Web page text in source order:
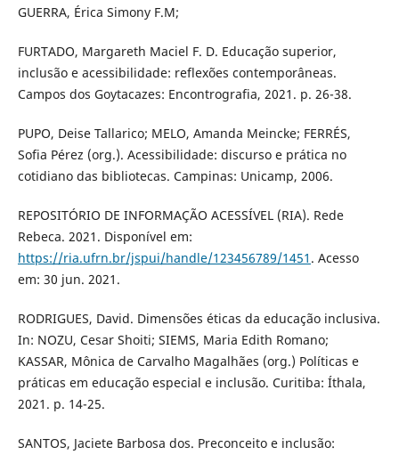
GUERRA, Érica Simony F.M;
FURTADO, Margareth Maciel F. D. Educação superior,
inclusão e acessibilidade: reflexões contemporâneas.
Campos dos Goytacazes: Encontrografia, 2021. p. 26-38.
PUPO, Deise Tallarico; MELO, Amanda Meincke; FERRÉS,
Sofia Pérez (org.). Acessibilidade: discurso e prática no
cotidiano das bibliotecas. Campinas: Unicamp, 2006.
REPOSITÓRIO DE INFORMAÇÃO ACESSÍVEL (RIA). Rede
Rebeca. 2021. Disponível em:
https://ria.ufrn.br/jspui/handle/123456789/1451 . Acesso
em: 30 jun. 2021.
RODRIGUES, David. Dimensões éticas da educação inclusiva.
In: NOZU, Cesar Shoiti; SIEMS, Maria Edith Romano;
KASSAR, Mônica de Carvalho Magalhães (org.) Políticas e
práticas em educação especial e inclusão. Curitiba: Íthala,
2021. p. 14-25.
SANTOS, Jaciete Barbosa dos. Preconceito e inclusão: